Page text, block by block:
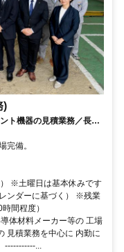
)
ト機器の見積業務／長く
完備。
※土曜日は基本休みです
ンダーに基づく） ※残業
間程度）
体材料メーカー等の 工場
見積業務を中心に 内勤に
-----------...